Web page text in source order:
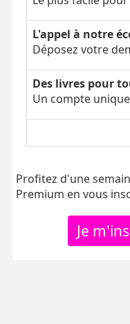
L'appel à notre
Déposez votre
Des livres pour
Un compte
Profitez d'une
Premium en vous
Je